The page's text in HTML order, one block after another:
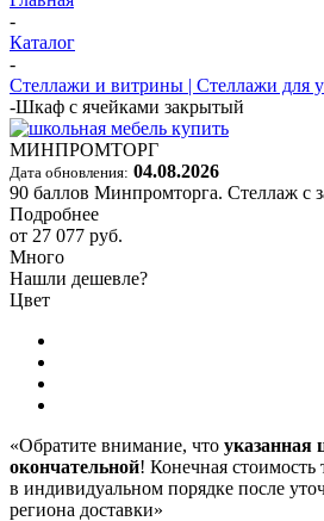
-
Каталог
-
Стеллажи и витрины | Стеллажи для
-Шкаф с ячейками закрытый
МИНПРОМТОРГ
Дата обновления: 04.08.2026
90 баллов Минпромторга. Стеллаж с
Подробнее
от 27 077 руб.
Много
Нашли дешевле?
Цвет
«Обратите внимание, что указанная
окончательной! Конечная стоимость
в индивидуальном порядке после
региона доставки»